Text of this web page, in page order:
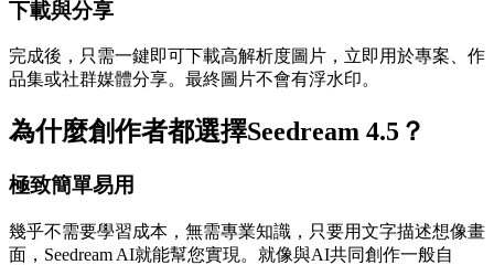
下載與分享
完成後，只需一鍵即可下載高解析度圖片，立即用於專案、作
品集或社群媒體分享。最終圖片不會有浮水印。
為什麼創作者都選擇Seedream 4.5？
極致簡單易用
幾乎不需要學習成本，無需專業知識，只要用文字描述想像畫
面，Seedream AI就能幫您實現。就像與AI共同創作一般自